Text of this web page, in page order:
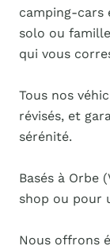
camping-cars
solo ou
qui vous
Tous nos
révisés, et
sérénité.
Basés à Orbe
shop ou pour
Nous offrons